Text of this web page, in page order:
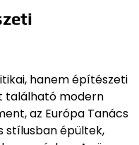
hanem építészeti
található modern
az Európa Tanács
stílusban épültek,